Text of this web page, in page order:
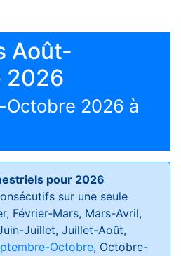
Août-
2026
2026 à
pour 2026
sur une seule
Février-Mars, Mars-Avril,
Juillet, Juillet-Août,
Octobre, Octobre-